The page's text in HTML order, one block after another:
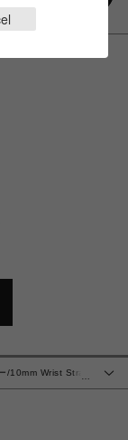
/10mm Wrist Strap